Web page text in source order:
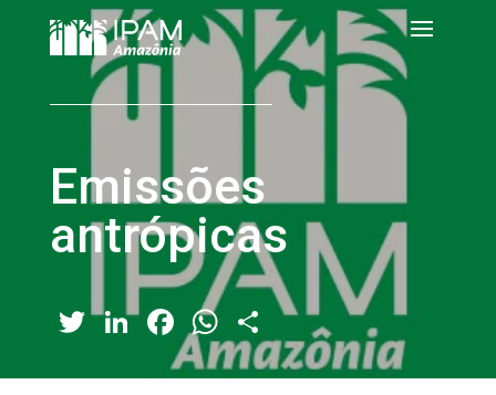
Emissões
antrópicas
Twitter
LinkedIn
Facebook
WhatsApp
Share